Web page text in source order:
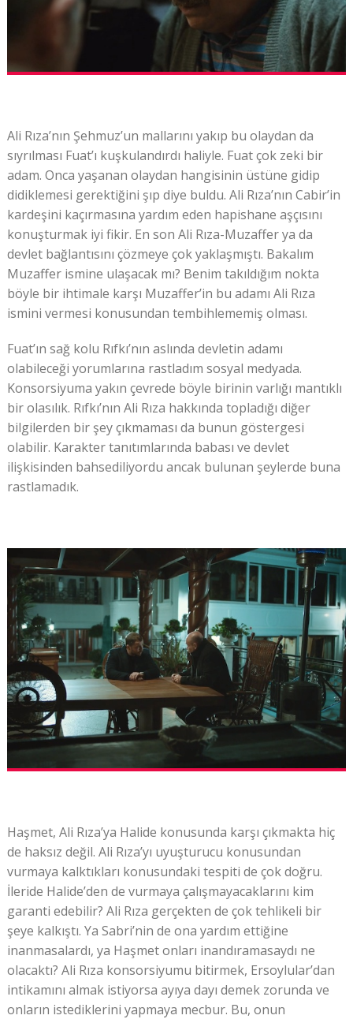
Ali Rıza’nın Şehmuz’un mallarını yakıp bu olaydan da
sıyrılması Fuat’ı kuşkulandırdı haliyle. Fuat çok zeki bir
adam. Onca yaşanan olaydan hangisinin üstüne gidip
didiklemesi gerektiğini şıp diye buldu. Ali Rıza’nın Cabir’in
kardeşini kaçırmasına yardım eden hapishane aşçısını
konuşturmak iyi fikir. En son Ali Rıza-Muzaffer ya da
devlet bağlantısını çözmeye çok yaklaşmıştı. Bakalım
Muzaffer ismine ulaşacak mı? Benim takıldığım nokta
böyle bir ihtimale karşı Muzaffer’in bu adamı Ali Rıza
ismini vermesi konusundan tembihlememiş olması.
Fuat’ın sağ kolu Rıfkı’nın aslında devletin adamı
olabileceği yorumlarına rastladım sosyal medyada.
Konsorsiyuma yakın çevrede böyle birinin varlığı mantıklı
bir olasılık. Rıfkı’nın Ali Rıza hakkında topladığı diğer
bilgilerden bir şey çıkmaması da bunun göstergesi
olabilir. Karakter tanıtımlarında babası ve devlet
ilişkisinden bahsediliyordu ancak bulunan şeylerde buna
rastlamadık.
Haşmet, Ali Rıza’ya Halide konusunda karşı çıkmakta hiç
de haksız değil. Ali Rıza’yı uyuşturucu konusundan
vurmaya kalktıkları konusundaki tespiti de çok doğru.
İleride Halide’den de vurmaya çalışmayacaklarını kim
garanti edebilir? Ali Rıza gerçekten de çok tehlikeli bir
şeye kalkıştı. Ya Sabri’nin de ona yardım ettiğine
inanmasalardı, ya Haşmet onları inandıramasaydı ne
olacaktı? Ali Rıza konsorsiyumu bitirmek, Ersoylular’dan
intikamını almak istiyorsa ayıya dayı demek zorunda ve
onların istediklerini yapmaya mecbur. Bu, onun